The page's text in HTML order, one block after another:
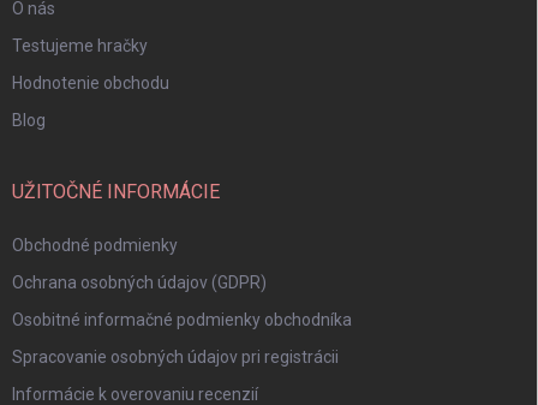
O nás
Testujeme hračky
Hodnotenie obchodu
Blog
UŽITOČNÉ INFORMÁCIE
Obchodné podmienky
Ochrana osobných údajov (GDPR)
Osobitné informačné podmienky obchodníka
Spracovanie osobných údajov pri registrácii
Informácie k overovaniu recenzií